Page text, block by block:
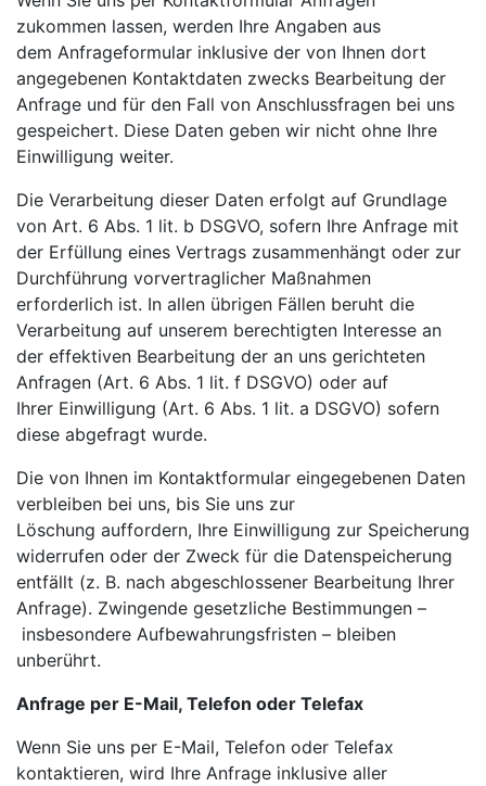
zukommen lassen, werden Ihre Angaben aus
dem Anfrageformular inklusive der von Ihnen dort
angegebenen Kontaktdaten zwecks Bearbeitung der
Anfrage und für den Fall von Anschlussfragen bei uns
gespeichert. Diese Daten geben wir nicht ohne Ihre
Einwilligung weiter.
Die Verarbeitung dieser Daten erfolgt auf Grundlage
von Art. 6 Abs. 1 lit. b DSGVO, sofern Ihre Anfrage mit
der Erfüllung eines Vertrags zusammenhängt oder zur
Durchführung vorvertraglicher Maßnahmen
erforderlich ist. In allen übrigen Fällen beruht die
Verarbeitung auf unserem berechtigten Interesse an
der effektiven Bearbeitung der an uns gerichteten
Anfragen (Art. 6 Abs. 1 lit. f DSGVO) oder auf
Ihrer Einwilligung (Art. 6 Abs. 1 lit. a DSGVO) sofern
diese abgefragt wurde.
Die von Ihnen im Kontaktformular eingegebenen Daten
verbleiben bei uns, bis Sie uns zur
Löschung auffordern, Ihre Einwilligung zur Speicherung
widerrufen oder der Zweck für die Datenspeicherung
entfällt (z. B. nach abgeschlossener Bearbeitung Ihrer
Anfrage). Zwingende gesetzliche Bestimmungen –
insbesondere Aufbewahrungsfristen – bleiben
unberührt.
Anfrage per E-Mail, Telefon oder Telefax
Wenn Sie uns per E-Mail, Telefon oder Telefax
kontaktieren, wird Ihre Anfrage inklusive aller